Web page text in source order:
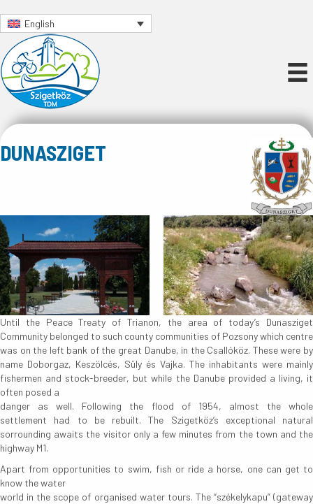
English
DUNASZIGET
Until the Peace Treaty of Trianon, the area of today’s Dunasziget
Community belonged to such county communities of Pozsony which centre
was on the left bank of the great Danube, in the Csallóköz. These were by
name Doborgaz, Keszölcés, Süly és Vajka. The inhabitants were mainly
fishermen and stock-breeder, but while the Danube provided a living, it
often posed a
danger as well. Following the flood of 1954, almost the whole
settlement had to be rebuilt. The Szigetköz’s exceptional natural
sorrounding awaits the visitor only a few minutes from the town and the
highway M1.
Apart from opportunities to swim, fish or ride a horse, one can get to
know the water
world in the scope of organised water tours. The “székelykapu” (gateway